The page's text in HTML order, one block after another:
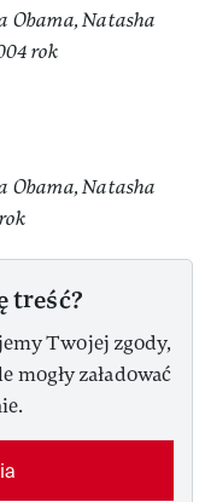
Obama, Natasha
rok
Obama, Natasha
treść?
Twojej zgody,
mogły załadować